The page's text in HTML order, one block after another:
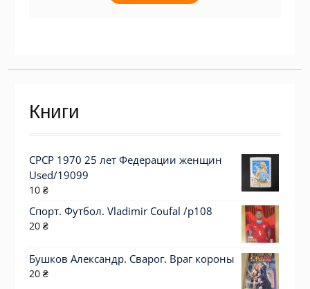
Книги
СРСР 1970 25 лет Федерации женщин
Used/19099
10 ₴
Спорт. Футбол. Vladimir Coufal /p108
20 ₴
Бушков Александр. Сварог. Враг короны
20 ₴